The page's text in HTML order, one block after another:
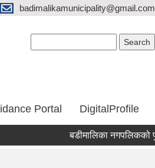
badimalikamunicipality@gmail.com
Portal DigitalProfile